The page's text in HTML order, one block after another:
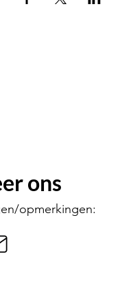
ons
opmerkingen: